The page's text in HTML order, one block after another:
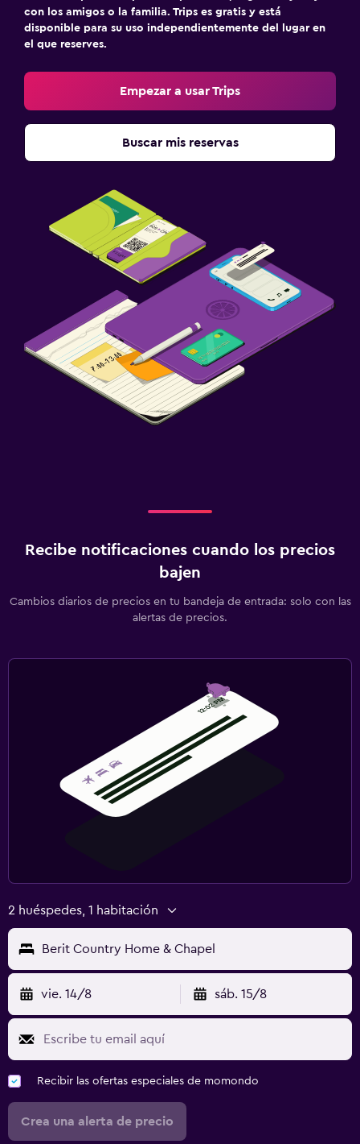
con los amigos o la familia. Trips es gratis y está
disponible para su uso independientemente del lugar en
el que reserves.
Empezar a usar Trips
Buscar mis reservas
Recibe notificaciones cuando los precios
bajen
Cambios diarios de precios en tu bandeja de entrada: solo con las
alertas de precios.
2 huéspedes, 1 habitación
Berit Country Home & Chapel
vie. 14/8 sáb. 15/8
Recibir las ofertas especiales de momondo
Crea una alerta de precio